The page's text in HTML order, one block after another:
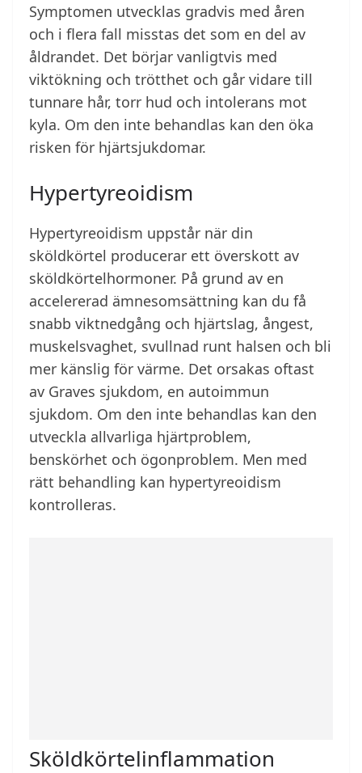
Symptomen utvecklas gradvis med åren
och i flera fall misstas det som en del av
åldrandet. Det börjar vanligtvis med
viktökning och trötthet och går vidare till
tunnare hår, torr hud och intolerans mot
kyla. Om den inte behandlas kan den öka
risken för hjärtsjukdomar.
Hypertyreoidism
Hypertyreoidism uppstår när din
sköldkörtel producerar ett överskott av
sköldkörtelhormoner. På grund av en
accelererad ämnesomsättning kan du få
snabb viktnedgång och hjärtslag, ångest,
muskelsvaghet, svullnad runt halsen och bli
mer känslig för värme. Det orsakas oftast
av Graves sjukdom, en autoimmun
sjukdom. Om den inte behandlas kan den
utveckla allvarliga hjärtproblem,
benskörhet och ögonproblem. Men med
rätt behandling kan hypertyreoidism
kontrolleras.
Sköldkörtelinflammation